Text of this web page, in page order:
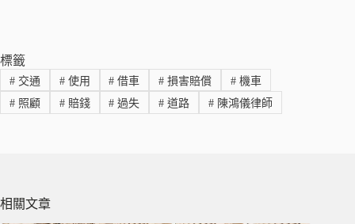
標籤
#交通 #使用 # 借車 # 損害賠償 # 機車
#照顧 #賠錢 # 過失 # 道路 # 陳鴻儀律師
相關文章